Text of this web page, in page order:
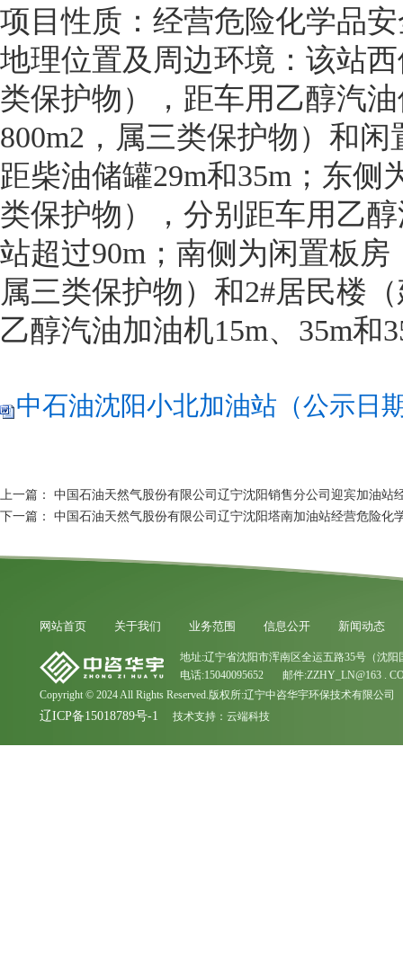
项目性质：经营危险化学品
地理位置及周边环境：该站
类保护物），距车用乙醇汽
800m2，属三类保护物）和
距柴油储罐29m和35m；东
类保护物），分别距车用乙
站超过90m；南侧为闲置板
属三类保护物）和2#居民楼
乙醇汽油加油机15m、35m和
中石油沈阳小北加油站（公示日
上一篇： 中国石油天然气股份有限公司辽宁沈阳销售分公司迎宾加油站
下一篇： 中国石油天然气股份有限公司辽宁沈阳塔南加油站经营危险化
网站首页 关于我们 业务范围 信息公开 新闻动态
地址:辽宁省沈阳市浑南区全运五路35号（沈阳
电话:15040095652 邮件:ZZHY_LN@163 .
Copyright © 2024 All Rights Reserved.版权所:辽宁中咨华宇环保技术有限公司
辽ICP备15018789号-1 技术支持： 云端科技